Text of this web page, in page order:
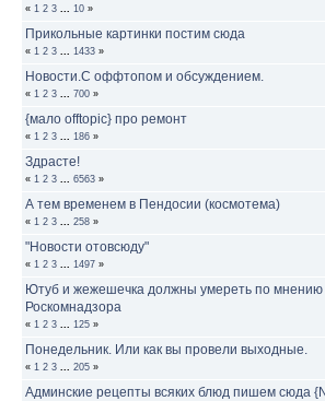
« 1 2 3 10 »
Прикольные картинки постим сюда
« 1 2 3 1433 »
Новости.С оффтопом и обсуждением.
« 1 2 3 700 »
{мало offtopic} про ремонт
« 1 2 3 186 »
Здрасте!
« 1 2 3 6563 »
А тем временем в Пендосии (космотема)
« 1 2 3 258 »
"Новости отовсюду"
« 1 2 3 1497 »
Ютуб и жежешечка должны умереть по мнению
Роскомнадзора
« 1 2 3 125 »
Понедельник. Или как вы провели выходные.
« 1 2 3 205 »
Админские рецепты всяких блюд пишем сюда